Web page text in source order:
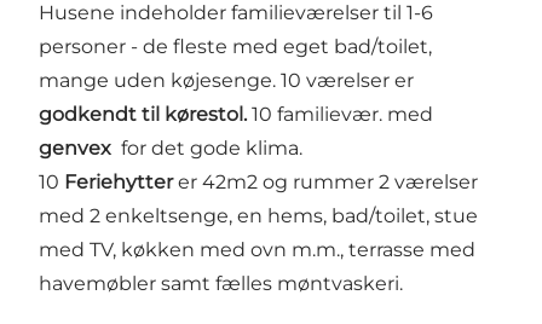
Husene indeholder familieværelser til 1-6
personer - de fleste med eget bad/toilet,
mange uden køjesenge. 10 værelser er
godkendt til kørestol. 10 familievær. med
genvex for det gode klima.
10 Feriehytterer 42m2 og rummer 2 værelser
med 2 enkeltsenge, en hems, bad/toilet, stue
med TV, køkken med ovn m.m., terrasse med
havemøbler samt fælles møntvaskeri.